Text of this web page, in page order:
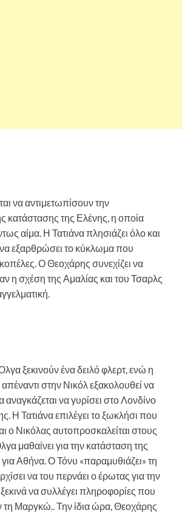
να αντιμετωπίσουν την
κατάστασης της Ελένης, η οποία
αίμα. Η Τατιάνα πλησιάζει όλο και
εξαρθρώσει το κύκλωμα που
κοπέλες. Ο Θεοχάρης συνεχίζει να
η σχέση της Αμαλίας και του Τσαρλς
ξεκινούν ένα δειλό φλερτ, ενώ η
στην Νικόλ εξακολουθεί να
αναγκάζεται να γυρίσει στο Λονδίνο
Η Τατιάνα επιλέγει το ξωκλήσι που
ο Νικόλας αυτοπροσκαλείται στους
μαθαίνει για την κατάσταση της
για Αθήνα. Ο Τόνυ «παραμυθιάζει» τη
να του περνάει ο έρωτας για την
να συλλέγει πληροφορίες που
τη Μαργκώ.. Την ίδια ώρα, Θεοχάρης